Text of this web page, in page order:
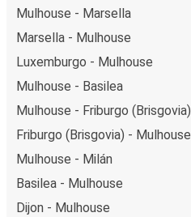
Mulhouse - Marsella
Marsella - Mulhouse
Luxemburgo - Mulhouse
Mulhouse - Basilea
Mulhouse - Friburgo (Brisgovia)
Friburgo (Brisgovia) - Mulhouse
Mulhouse - Milán
Basilea - Mulhouse
Dijon - Mulhouse